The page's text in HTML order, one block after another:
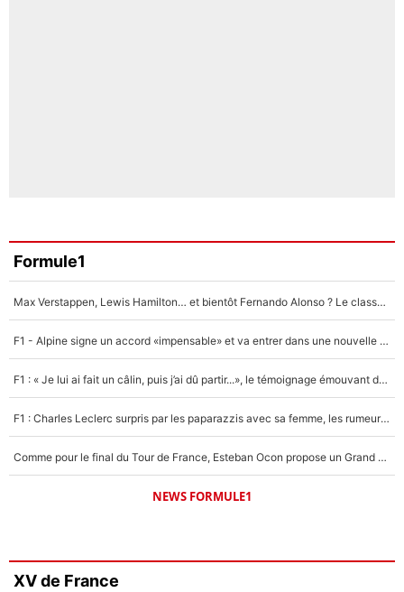
Formule1
Max Verstappen, Lewis Hamilton… et bientôt Fernando Alonso ? Le classement des pilotes les mieux payés en Formule 1 risque de changer !
F1 - Alpine signe un accord «impensable» et va entrer dans une nouvelle dimension : Grande nouvelle pour Pierre Gasly !
F1 : « Je lui ai fait un câlin, puis j’ai dû partir...», le témoignage émouvant de Max Verstappen sur sa fille
F1 : Charles Leclerc surpris par les paparazzis avec sa femme, les rumeurs étaient vraies !
Comme pour le final du Tour de France, Esteban Ocon propose un Grand Prix de Formule 1 à Paris : «Autour de l’Arc de Triomphe, ce serait génial» !
NEWS FORMULE1
XV de France